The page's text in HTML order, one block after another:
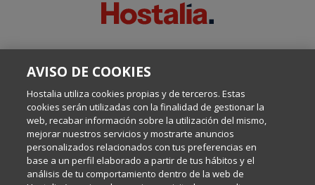
Escrito por el equipo de Comunicación de Hostalia, dirigido por
Internet y Tecnología.
Política de privacidad
AVISO DE COOKIES
Hostalia utiliza cookies propias y de terceros. Estas
cookies serán utilizadas con la finalidad de gestionar la
web, recabar información sobre la utilización del mismo,
mejorar nuestros servicios y mostrarte anuncios
personalizados relacionados con tus preferencias en
base a un perfil elaborado a partir de tus hábitos y el
análisis de tu comportamiento dentro de la web de